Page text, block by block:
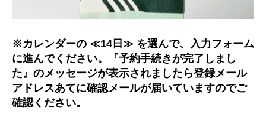
※カレンダーの ≪14日≫ を選んで、入力フォーム
に進んでください。『予約手続きが完了しまし
た』のメッセージが表示されましたら登録メール
アドレスあてに確認メールが届いていますのでご
確認ください。